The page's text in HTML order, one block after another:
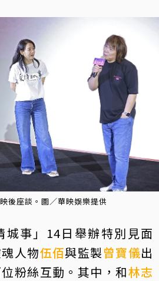
後座談。圖／華映娛樂提供
城事」14日舉辦特別見面
人物伍佰與監製曾寶儀出
粉絲互動。其中，和林志